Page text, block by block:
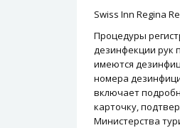
Swiss Inn Regina
Процедуры
дезинфекции рук
имеются
номера
включает
карточку,
Министерства